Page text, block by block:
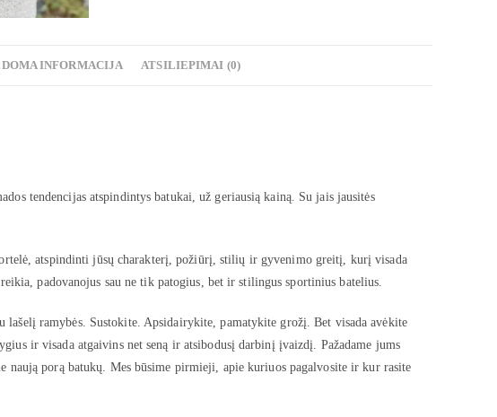
INFORMACIJA ATSILIEPIMAI (0)
tendencijas atspindintys batukai, už geriausią kainą. Su jais jausitės
atspindinti jūsų charakterį, požiūrį, stilių ir gyvenimo greitį, kurį visada
padovanojus sau ne tik patogius, bet ir stilingus sportinius batelius.
ramybės. Sustokite. Apsidairykite, pamatykite grožį. Bet visada avėkite
ir visada atgaivins net seną ir atsibodusį darbinį įvaizdį. Pažadame jums
naują porą batukų. Mes būsime pirmieji, apie kuriuos pagalvosite ir kur rasite